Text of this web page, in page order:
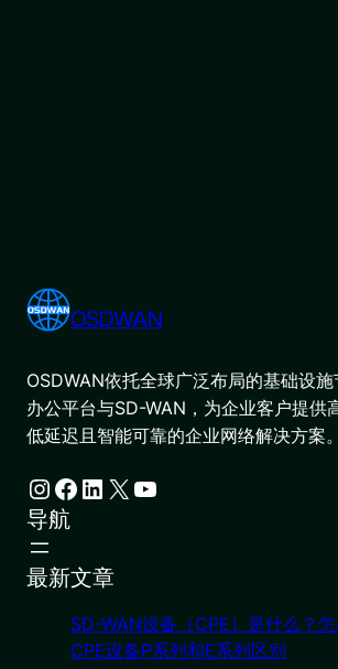
OSDWAN
OSDWAN依托全球广泛布局的基础设
办公平台与SD-WAN，为企业客户提供
低延迟且智能可靠的企业网络解决方案。
Instagram Facebook LinkedIn X YouTube
导航
最新文章
SD-WAN设备（CPE）是什么？怎
CPE设备P系列和E系列区别